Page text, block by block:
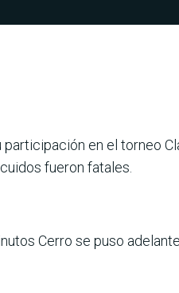
en el torneo
fueron fatales.
Cerro se puso